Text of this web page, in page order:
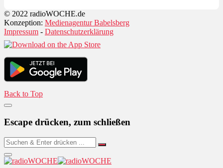
© 2022 radioWOCHE.de
Konzeption: Medienagentur Babelsberg
Impressum - Datenschutzerklärung
Back to Top
Escape drücken, zum schließen